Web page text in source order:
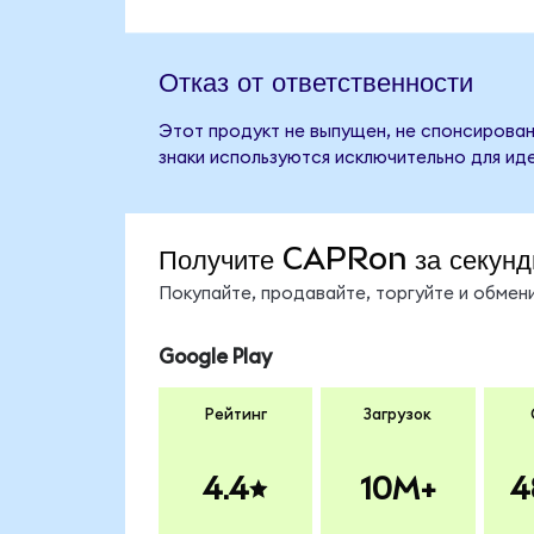
Отказ от ответственности
Этот продукт не выпущен, не
знаки используются исключительно для
Получите CAPRon за
Покупайте, продавайте, торгуйте и
Google Play
Рейтинг
4.4
Загрузок
10M+